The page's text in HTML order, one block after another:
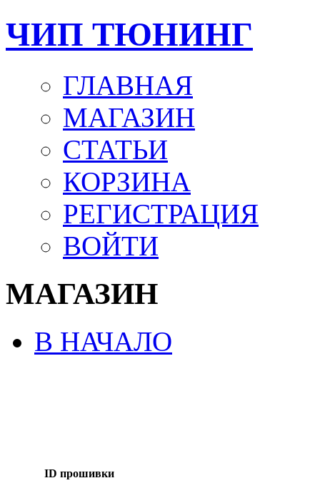
ЧИП ТЮНИНГ
ГЛАВНАЯ
МАГАЗИН
СТАТЬИ
КОРЗИНА
РЕГИСТРАЦИЯ
ВОЙТИ
МАГАЗИН
В НАЧАЛО
ID прошивки